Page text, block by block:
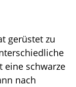
gerüstet zu
eine schwarze
nach